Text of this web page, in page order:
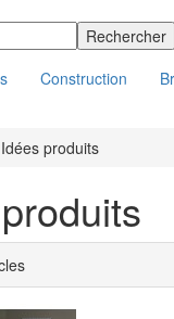
Construction
Idées produits